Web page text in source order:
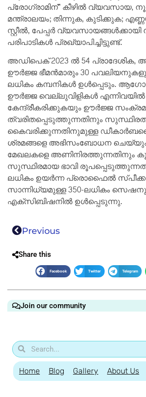
പ്രോഗ്രാമിന്” ​​കീഴിൽ വ്യവസായ,
മന്ത്രാലയം; തിന്നുക, കുടിക്കുക;
സ്റ്റീൽ, പേപ്പർ വ്യവസായങ്ങൾക്കായി
പരിപാടികൾ പ്രഖ്യാപിച്ചിട്ടുണ്ട്.
അഡിപെക് 2023 ൽ 54 പ്രാദേശിക,
ഊർജ്ജ ഭീമൻമാരും 30 പവലിയനുകളും
ലധികം കമ്പനികൾ ഉൾപ്പെടും.
ഊർജ്ജ വെല്ലുവിളികൾ എന്നിവയിൽ
കേന്ദ്രീകരിക്കുകയും ഊർജ്ജ
ത്വരിതപ്പെടുത്തുന്നതിനും
കൈവരിക്കുന്നതിനുമുള്ള
ശ്രമങ്ങളെ അഭിസംബോധന ചെയ്യും.
മേഖലകളെ അണിനിരത്തുന്നതിനും
സുസ്ഥിരമായ ഭാവി
ലധികം ഉയർന്ന പ്രൊഫൈൽ
സാന്നിധ്യമുള്ള 350-ലധികം
എക്സിബിഷനിൽ ഉൾപ്പെടുന്നു.
Previous
Share this
Facebook Twitter Telegram
Join our community
Home Blog Gallery About Us